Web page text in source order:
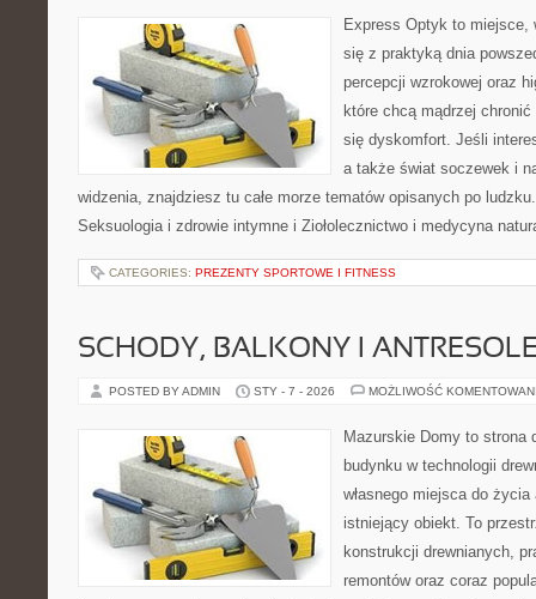
Express Optyk to
się z praktyką dnia
percepcji wzrokowej oraz
które chcą mądrzej
się dyskomfort. Jeśli
a także świat soczewek i
widzenia, znajdziesz tu całe morze tematów opisanych po
Seksuologia i zdrowie intymne i Ziołolecznictwo i medycyna
CATEGORIES: PREZENTY SPORTOWE I FITNESS
SCHODY, BALKONY I
POSTED BY ADMIN STY - 7 - 2026 MOŻLIWOŚĆ
Mazurskie Domy to strona
budynku w technologii
własnego miejsca do
istniejący obiekt. To
konstrukcji drewnianych,
remontów oraz coraz